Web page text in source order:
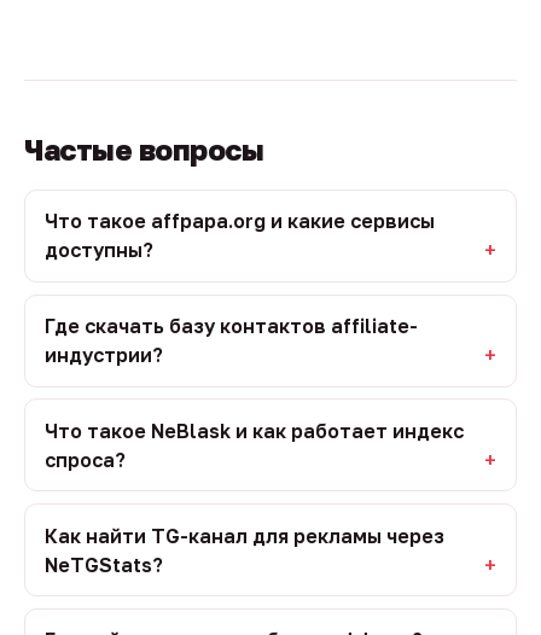
Частые вопросы
Что такое affpapa.org и какие сервисы
доступны?
Где скачать базу контактов affiliate-
индустрии?
Что такое NeBlask и как работает индекс
спроса?
Как найти TG-канал для рекламы через
NeTGStats?